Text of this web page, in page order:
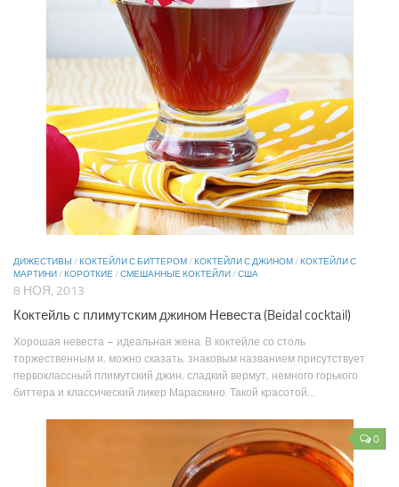
ДИЖЕСТИВЫ /КОКТЕЙЛИ С БИТТЕРОМ/КОКТЕЙЛИ С ДЖИНОМ/КОКТЕЙЛИ С
МАРТИНИ/КОРОТКИЕ/СМЕШАННЫЕ КОКТЕЙЛИ/США
8 НОЯ, 2013
Коктейль с плимутским джином Невеста (Beidal cocktail)
Хорошая невеста – идеальная жена. В коктейле со столь
торжественным и, можно сказать, знаковым названием присутствует
первоклассный плимутский джин, сладкий вермут, немного горького
биттера и классический ликер Мараскино. Такой красотой,...
0